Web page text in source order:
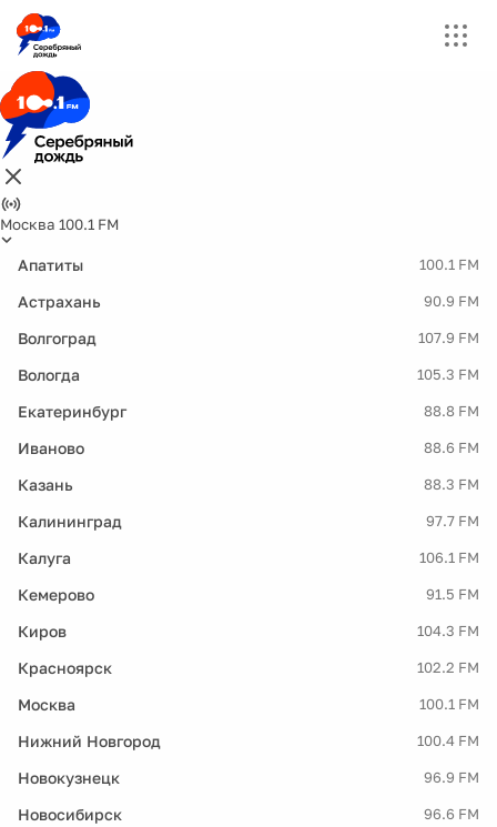
Москва 100.1 FM
Апатиты 100.1 FM
Астрахань 90.9 FM
Волгоград 107.9 FM
Вологда 105.3 FM
Екатеринбург 88.8 FM
Иваново 88.6 FM
Казань 88.3 FM
Калининград 97.7 FM
Калуга 106.1 FM
Кемерово 91.5 FM
Киров 104.3 FM
Красноярск 102.2 FM
Москва 100.1 FM
Нижний Новгород 100.4 FM
Новокузнецк 96.9 FM
Новосибирск 96.6 FM